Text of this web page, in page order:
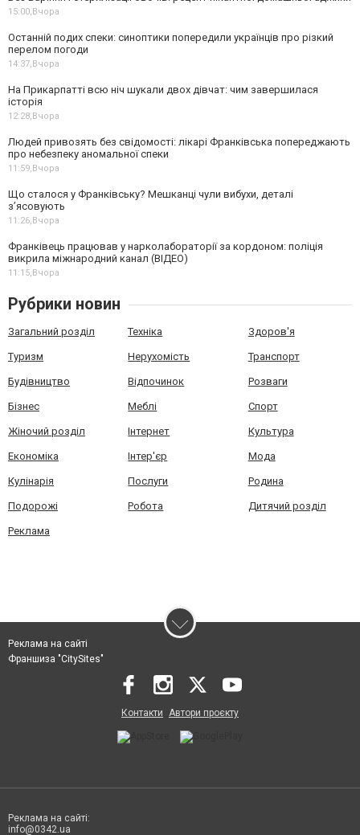
15:00, Вчора
Останній подих спеки: синоптики попередили українців про різкий
перелом погоди
14:37, Вчора
На Прикарпатті всю ніч шукали двох дівчат: чим завершилася
історія
12:28, Вчора
Людей привозять без свідомості: лікарі Франківська попереджають
про небезпеку аномальної спеки
11:59, Вчора
Що сталося у Франківську? Мешканці чули вибухи, деталі
з’ясовують
11:26, Вчора
Франківець працював у нарколабораторії за кордоном: поліція
викрила міжнародний канал (ВІДЕО)
11:15, Вчора
Рубрики новин
Загальний розділ Техніка Здоров'я
Туризм Нерухомість Транспорт
Будівництво Відпочинок Розваги
Бізнес Меблі Спорт
Жіночий розділ Інтернет Культура
Економіка Інтер'єр Мода
Кулінарія Послуги Родина
Подорожі Робота Дитячий розділ
Реклама
Реклама на сайті
Франшиза "CitySites"
Контакти Автори проєкту
Реклама на сайті:
info@0342.ua